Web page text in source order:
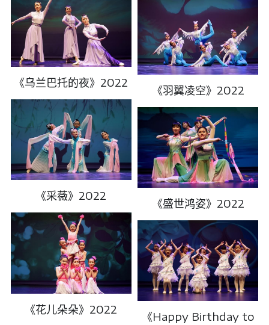
《乌兰巴托的夜》2022
《采薇》2022
《花儿朵朵》2022
《羽翼凌空》2022
《盛世鸿姿》2022
《Happy Birthday to